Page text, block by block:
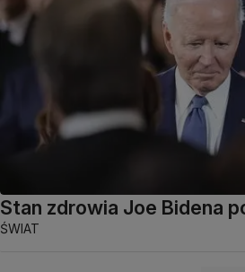
Stan zdrowia Joe Bidena
ŚWIAT